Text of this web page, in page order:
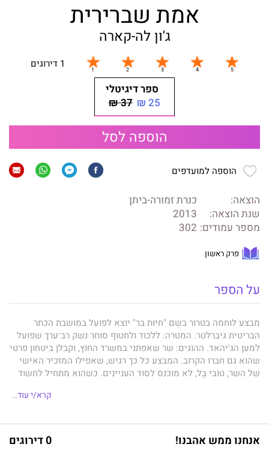
אמת שברירית
ג'ון לה-קארה
1 דירוגים
ספר דיגיטלי
25 ₪
37 ₪
הוספה לסל
הוספה למועדפים
הוצאה:
כנרת זמורה-ביתן
שנת הוצאה:
2013
מספר עמודים: 302
פרק ראשון
על הספר
מבצע לוחמה בטרור בשֵם "חיות בר" יוצא לפועל במושבת הכתר
הבריטית גיברלטר. המטרה: ללכוד ולחטוף סוחר נשק רב־ערך שפועל
למען הג'יהאד. ההוגים: שר שאפתני במשרד החוץ, וקבלן ביטחון פרטי
שהוא גם חברו הקרוב. המבצע כל כך רגיש, שאפילו המזכיר האישי
של השר, טוֹבּי בֶּל, לא מוכנס לסוד העניינים. כשהוא מתחיל לחשוד
מעבר לים. יום יבוא ויהיה עליו לבחור בין המצפון שלו לבין חובתו
לשמור על שתיקה?
קרא/י עוד..
אנחנו ממש אהבנו! 0 דירוגים